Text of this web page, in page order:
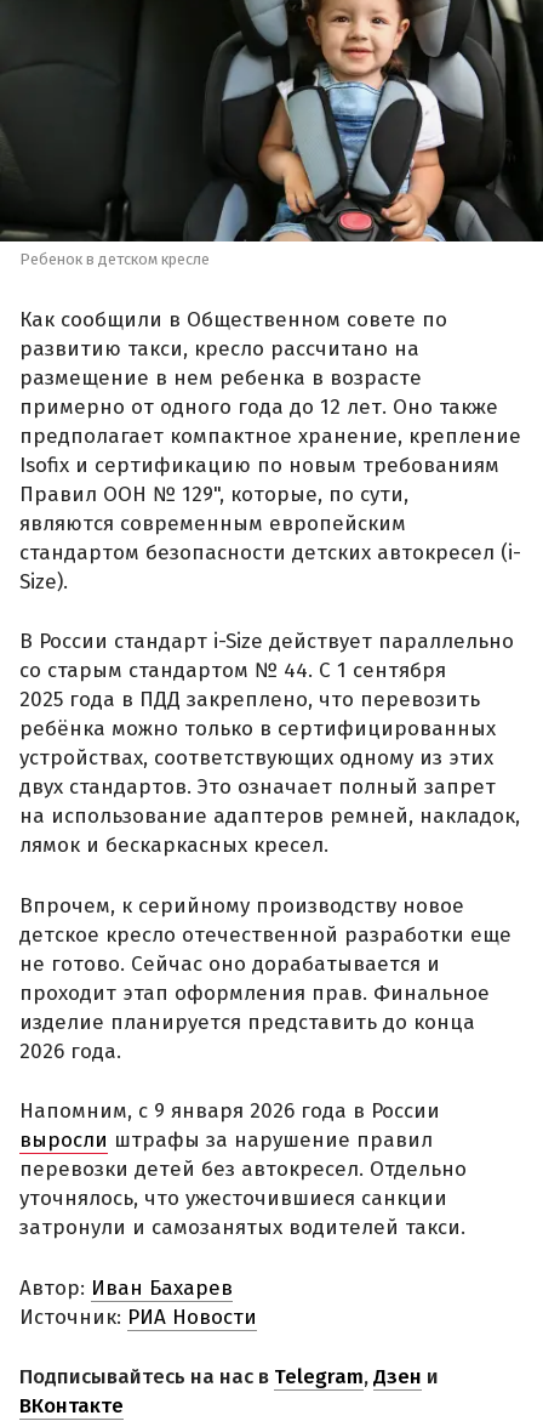
Ребенок в детском кресле
Как сообщили в Общественном совете по
развитию такси, кресло рассчитано на
размещение в нем ребенка в возрасте
примерно от одного года до 12 лет. Оно также
предполагает компактное хранение, крепление
Isofix и сертификацию по новым требованиям
Правил ООН № 129", которые, по сути,
являются современным европейским
стандартом безопасности детских автокресел (i-
Size).
В России стандарт i-Size действует параллельно
со старым стандартом № 44. С 1 сентября
2025 года в ПДД закреплено, что перевозить
ребёнка можно только в сертифицированных
устройствах, соответствующих одному из этих
двух стандартов. Это означает полный запрет
на использование адаптеров ремней, накладок,
лямок и бескаркасных кресел.
Впрочем, к серийному производству новое
детское кресло отечественной разработки еще
не готово. Сейчас оно дорабатывается и
проходит этап оформления прав. Финальное
изделие планируется представить до конца
2026 года.
Напомним, с 9 января 2026 года в России
выросли штрафы за нарушение правил
перевозки детей без автокресел. Отдельно
уточнялось, что ужесточившиеся санкции
затронули и самозанятых водителей такси.
Автор: Иван Бахарев
Источник: РИА Новости
Подписывайтесь на нас в Telegram,Дзен и
ВКонтакте